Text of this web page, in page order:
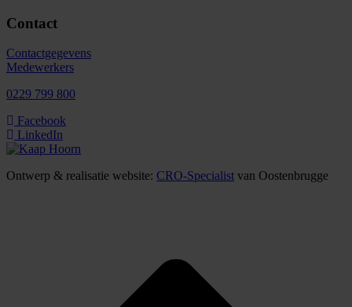
Contact
Contactgegevens
Medewerkers
0229 799 800
Facebook
LinkedIn
Ontwerp & realisatie website: CRO-Specialist van Oostenbrugge